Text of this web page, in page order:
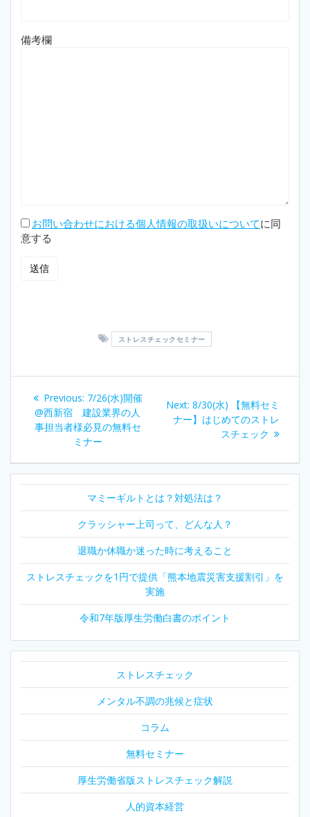
備考欄
お問い合わせにおける個人情報の取扱いについてに同
意する
ストレスチェックセミナー
ビ
ゲ
ー
シ
Previous: Previous
post:
7/26(水)開催
@西新宿 建設業界の人
事担当者様必見の無料セ
ミナー
Next: Next
post:
8/30(水) 【無料セミ
ナー】はじめてのストレ
スチェック
マミーギルトとは？対処法は？
クラッシャー上司って、どんな人？
退職か休職か迷った時に考えること
ストレスチェックを1円で提供「熊本地震災害支援割引」を
実施
令和7年版厚生労働白書のポイント
ストレスチェック
メンタル不調の兆候と症状
コラム
無料セミナー
厚生労働省版ストレスチェック解説
人的資本経営